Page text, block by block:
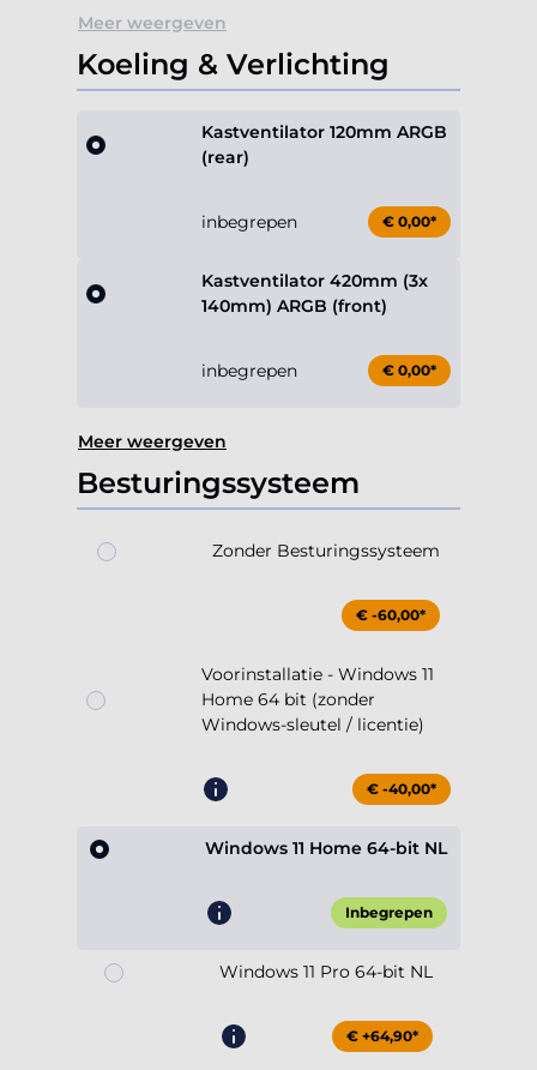
Meer weergeven
Koeling & Verlichting
Kastventilator 120mm ARGB
(rear)
inbegrepen € 0,00*
Kastventilator 420mm (3x
140mm) ARGB (front)
inbegrepen € 0,00*
Meer weergeven
Besturingssysteem
Zonder Besturingssysteem
€ -60,00*
Voorinstallatie - Windows 11
Home 64 bit (zonder
Windows-sleutel / licentie)
€ -40,00*
Windows 11 Home 64-bit NL
Inbegrepen
Windows 11 Pro 64-bit NL
€ +64,90*